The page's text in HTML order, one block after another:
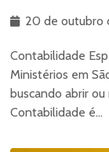
20 de outubro
Contabilidade
Ministérios em
buscando abrir
Contabilidade é...